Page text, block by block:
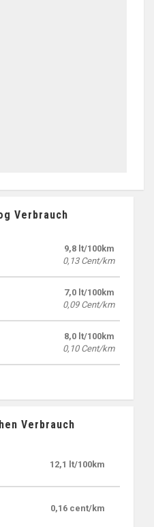
Verbrauch
9,8 lt/100km
0,13 Cent/km
7,0 lt/100km
0,09 Cent/km
8,0 lt/100km
0,10 Cent/km
Verbrauch
12,1 lt/100km
0,16 cent/km